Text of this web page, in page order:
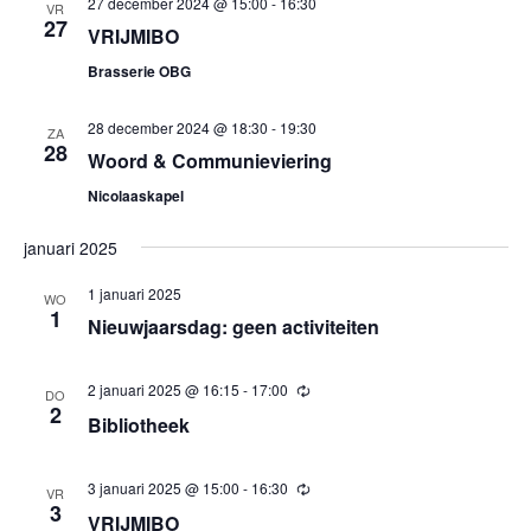
VR
27 VRIJMIBO
Brasserie OBG
ZA
28
28 december 2024 @ 18:30 - 19:30
Woord & Communieviering
Nicolaaskapel
januari 2025
WO
1
1 januari 2025
Nieuwjaarsdag: geen activiteiten
DO
2
2 januari 2025 @ 16:15 - 17:00 Terugkerend
Bibliotheek
VR
3
3 januari 2025 @ 15:00 - 16:30 Terugkerend
VRIJMIBO